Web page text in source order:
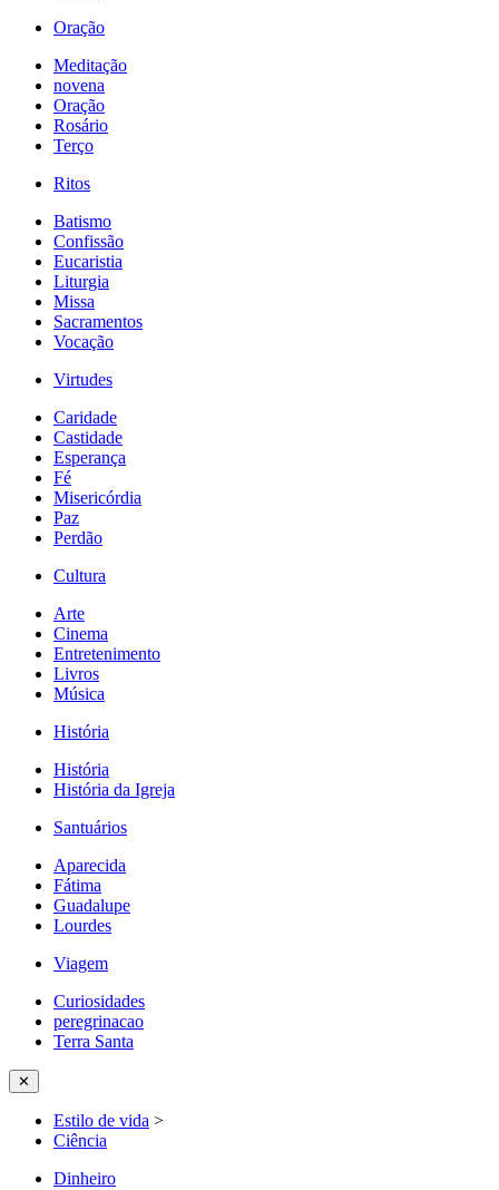
Oração
Meditação
novena
Oração
Rosário
Terço
Ritos
Batismo
Confissão
Eucaristia
Liturgia
Missa
Sacramentos
Vocação
Virtudes
Caridade
Castidade
Esperança
Fé
Misericórdia
Paz
Perdão
Cultura
Arte
Cinema
Entretenimento
Livros
Música
História
História
História da Igreja
Santuários
Aparecida
Fátima
Guadalupe
Lourdes
Viagem
Curiosidades
peregrinacao
Terra Santa
✕
Estilo de vida >
Ciência
Dinheiro